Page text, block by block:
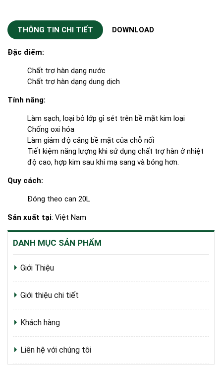
THÔNG TIN CHI TIẾT DOWNLOAD
Đặc điểm:
Chất trợ hàn dạng nước
Chất trợ hàn dạng dung dịch
Tính năng:
Làm sạch, loại bỏ lớp gỉ sét trên bề mặt kim loại
Chống oxi hóa
Làm giảm độ căng bề mặt của chỗ nối
Tiết kiệm năng lượng khi sử dụng chất trợ hàn ở nhiệt
độ cao, hợp kim sau khi mạ sang và bóng hơn.
Quy cách:
Đóng theo can 20L
Sản xuất tại: Việt Nam
DANH MỤC SẢN PHẨM
Giới Thiệu
Giới thiệu chi tiết
Khách hàng
Liên hệ với chúng tôi